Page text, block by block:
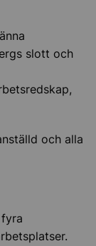
slott och
och alla